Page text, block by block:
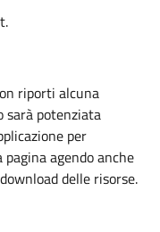
riporti alcuna
sarà potenziata
per
agendo anche
delle risorse.